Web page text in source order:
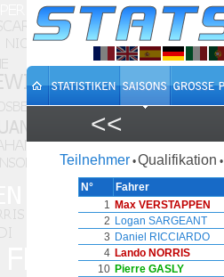
<<
Teilnehmer •Qualifikation •
N° Fahrer
1 Max VERSTAPPEN
2 Logan SARGEANT
3 Daniel RICCIARDO
4 Lando NORRIS
10 Pierre GASLY